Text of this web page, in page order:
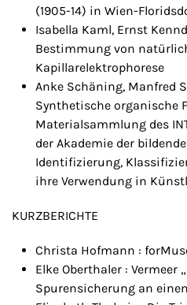
(1905-14) in Wien-
Isabella Kaml, Ernst
Bestimmung von
Kapillarelektrophorese
Anke Schäning, Manfred
Synthetische organische
Materialsammlung des
der Akademie der
Identifizierung,
ihre Verwendung in
KURZBERICHTE
Christa Hofmann :
Elke Oberthaler : Vermeer
Spurensicherung an